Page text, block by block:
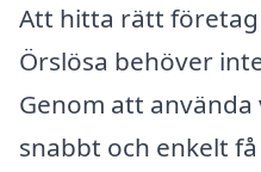
Att hitta rätt
Örslösa behöver
Genom att
snabbt och enkelt